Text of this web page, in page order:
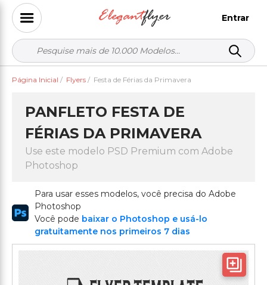
Entrar
Página Inicial / Flyers / Festa de Férias da Primavera
PANFLETO FESTA DE
FÉRIAS DA PRIMAVERA
Use este modelo PSD Premium com Adobe
Photoshop
Para usar esses modelos, você precisa do Adobe
Photoshop
Você pode baixar o Photoshop e usá-lo
gratuitamente nos primeiros 7 dias